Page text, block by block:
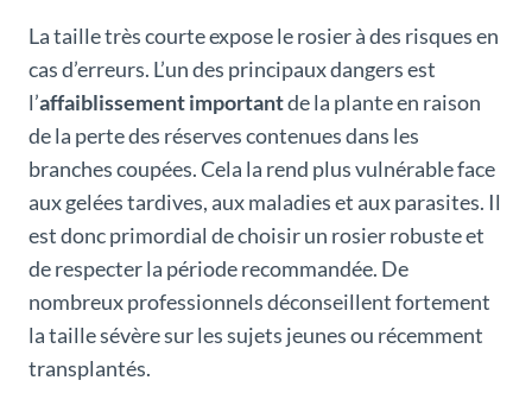
La taille très courte expose le rosier à des risques en
cas d’erreurs. L’un des principaux dangers est
l’affaiblissement importantde la plante en raison
de la perte des réserves contenues dans les
branches coupées. Cela la rend plus vulnérable face
aux gelées tardives, aux maladies et aux parasites. Il
est donc primordial de choisir un rosier robuste et
de respecter la période recommandée. De
nombreux professionnels déconseillent fortement
la taille sévère sur les sujets jeunes ou récemment
transplantés.